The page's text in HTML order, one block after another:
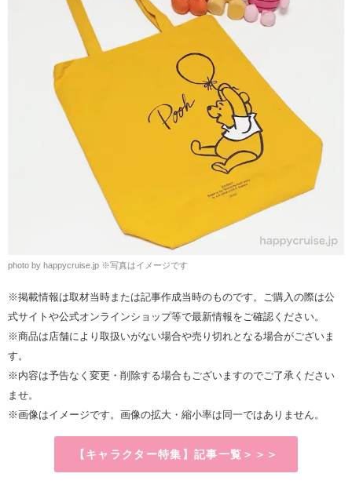
photo by happycruise.jp ※写真はイメージです
※掲載情報は取材当時または記事作成当時のものです。ご購入の際は公
式サイトや公式オンラインショップ等で最新情報をご確認ください。
※商品は店舗により取扱いがない場合や売り切れとなる場合がございま
す。
※内容は予告なく変更・削除する場合もございますのでご了承ください
ませ。
※画像はイメージです。画像の拡大・縮小率は同一ではありません。
【キャラクター特集】記事一覧＞＞＞